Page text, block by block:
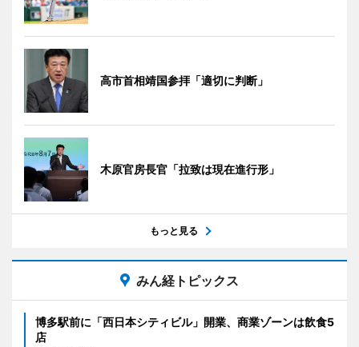
高市首相靖国参拝「適切に判断」
木原官房長官「拉致は現在進行形」
もっと見る
みん経トピックス
博多駅前に「西日本シティビル」開業、商業ゾーンは飲食5
店